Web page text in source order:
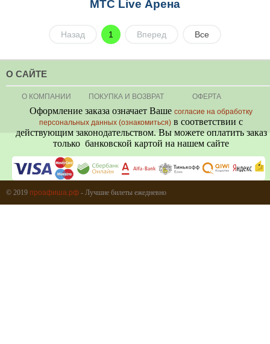
МТС Live Арена
Назад 1 Вперед Все
О САЙТЕ
О КОМПАНИИ ПОКУПКА И ВОЗВРАТ ОФЕРТА
Оформление заказа означает Ваше согласие на обработку
персональных данных (ознакомиться) в соответствии с
действующим законодательством. Вы можете оплатить заказ
только банковской картой на нашем сайте
© 2019 проафиша.рф - Лучшие билеты ежедневно